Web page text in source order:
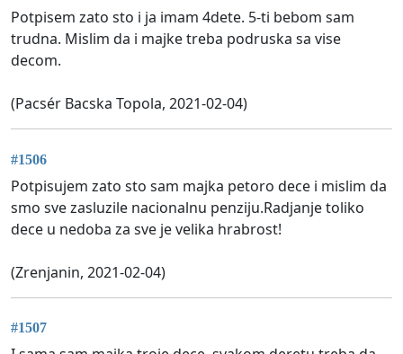
Potpisem zato sto i ja imam 4dete. 5-ti bebom sam
trudna. Mislim da i majke treba podruska sa vise
decom.
(Pacsér Bacska Topola, 2021-02-04)
#1506
Potpisujem zato sto sam majka petoro dece i mislim da
smo sve zasluzile nacionalnu penziju.Radjanje toliko
dece u nedoba za sve je velika hrabrost!
(Zrenjanin, 2021-02-04)
#1507